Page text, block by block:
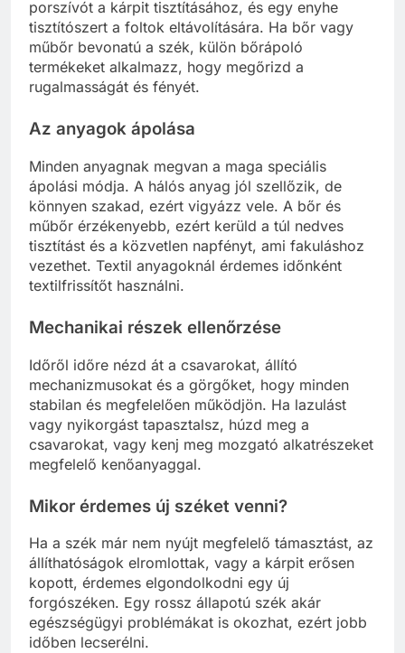
porszívót a kárpit tisztításához, és egy enyhe
tisztítószert a foltok eltávolítására. Ha bőr vagy
műbőr bevonatú a szék, külön bőrápoló
termékeket alkalmazz, hogy megőrizd a
rugalmasságát és fényét.
Az anyagok ápolása
Minden anyagnak megvan a maga speciális
ápolási módja. A hálós anyag jól szellőzik, de
könnyen szakad, ezért vigyázz vele. A bőr és
műbőr érzékenyebb, ezért kerüld a túl nedves
tisztítást és a közvetlen napfényt, ami fakuláshoz
vezethet. Textil anyagoknál érdemes időnként
textilfrissítőt használni.
Mechanikai részek ellenőrzése
Időről időre nézd át a csavarokat, állító
mechanizmusokat és a görgőket, hogy minden
stabilan és megfelelően működjön. Ha lazulást
vagy nyikorgást tapasztalsz, húzd meg a
csavarokat, vagy kenj meg mozgató alkatrészeket
megfelelő kenőanyaggal.
Mikor érdemes új széket venni?
Ha a szék már nem nyújt megfelelő támasztást, az
állíthatóságok elromlottak, vagy a kárpit erősen
kopott, érdemes elgondolkodni egy új
forgószéken. Egy rossz állapotú szék akár
egészségügyi problémákat is okozhat, ezért jobb
időben lecserélni.